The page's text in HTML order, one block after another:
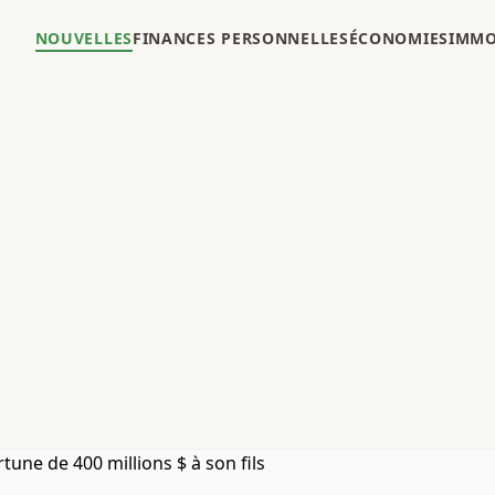
NOUVELLESFINANCES PERSONNELLESÉCONOMIES